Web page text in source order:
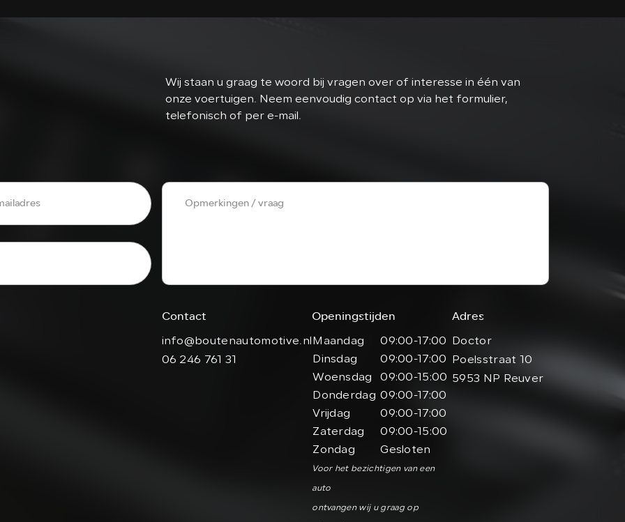
Wij staan u graag te woord bij vragen over of interesse in één van
onze voertuigen. Neem eenvoudig contact op via het formulier,
telefonisch of per e-mail.
Contact
info@boutenautomotive.nl
06 246 761 31
Openingstijden
Maandag
09:00-17:00
Dinsdag
09:00-17:00
Woensdag
09:00-15:00
Donderdag 09:00-17:00
Vrijdag
09:00-17:00
Zaterdag
09:00-15:00
Zondag
Gesloten
Voor het bezichtigen van een
auto
ontvangen wij u graag op
Adres
Doctor
Poelsstraat 10
5953 NP Reuver